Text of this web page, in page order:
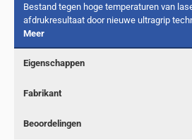
Bestand tegen hoge temperaturen van
afdrukresultaat door nieuwe ultragrip
Meer
Eigenschappen
Fabrikant
Beoordelingen